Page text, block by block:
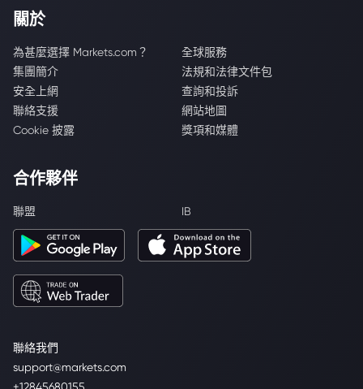
聯絡我們
support@markets.com
+12845680155
關於
為甚麼選擇 Markets.com？
全球服務
集團簡介
法規和法律文件包
安全上網
查詢和投訴
聯絡支援
網站地圖
Cookie 披露
獎項和媒體
合作夥伴
聯盟 IB